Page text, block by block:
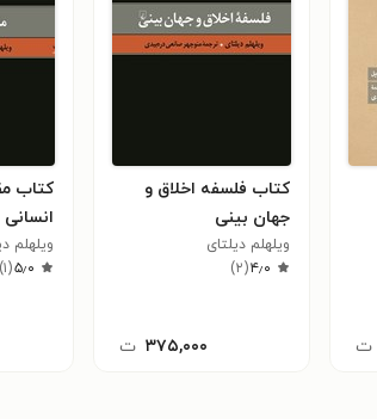
ت
کتاب فلسفه اخلاق و
جهان بینی
ویلهلم دیلتای
۴٫۰(۲)
۳۷۵,۰۰۰ ت
کتاب
انسانی
ویلهلم
۵٫۰(۱)